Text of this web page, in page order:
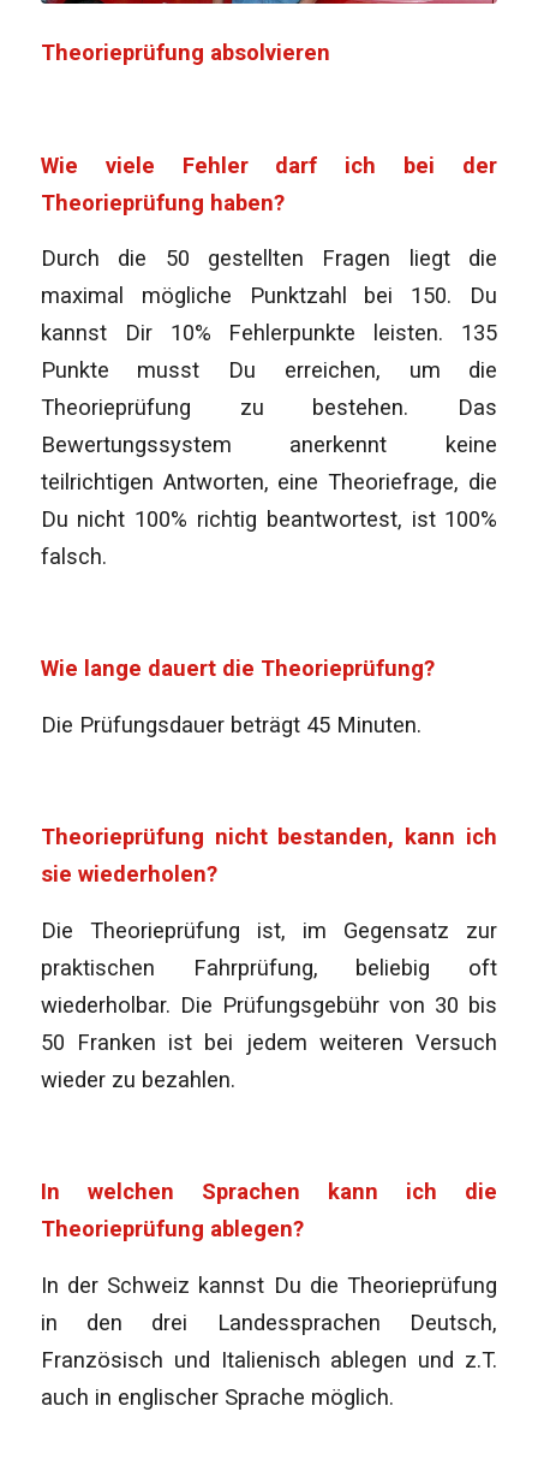
Theorieprüfung absolvieren
Wie viele Fehler darf ich bei der
Theorieprüfung haben?
Durch die 50 gestellten Fragen liegt die
maximal mögliche Punktzahl bei 150. Du
kannst Dir 10% Fehlerpunkte leisten. 135
Punkte musst Du erreichen, um die
Theorieprüfung zu bestehen. Das
Bewertungssystem anerkennt keine
teilrichtigen Antworten, eine Theoriefrage, die
Du nicht 100% richtig beantwortest, ist 100%
falsch.
Wie lange dauert die Theorieprüfung?
Die Prüfungsdauer beträgt 45 Minuten.
Theorieprüfung nicht bestanden, kann ich
sie wiederholen?
Die Theorieprüfung ist, im Gegensatz zur
praktischen Fahrprüfung, beliebig oft
wiederholbar. Die Prüfungsgebühr von 30 bis
50 Franken ist bei jedem weiteren Versuch
wieder zu bezahlen.
In welchen Sprachen kann ich die
Theorieprüfung ablegen?
In der Schweiz kannst Du die Theorieprüfung
in den drei Landessprachen Deutsch,
Französisch und Italienisch ablegen und z.T.
auch in englischer Sprache möglich.